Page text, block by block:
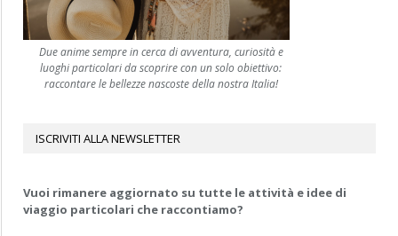
Due anime sempre in cerca di avventura, curiosità e
luoghi particolari da scoprire con un solo obiettivo:
raccontare le bellezze nascoste della nostra Italia!
ISCRIVITI ALLA NEWSLETTER
Vuoi rimanere aggiornato su tutte le attività e idee di
viaggio particolari che raccontiamo?